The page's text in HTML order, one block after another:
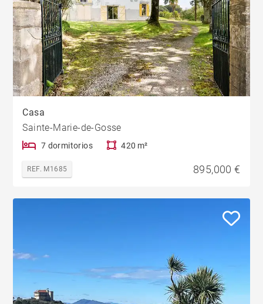
Casa
Sainte-Marie-de-Gosse
7 dormitorios 420 m²
REF. M1685 895,000 €